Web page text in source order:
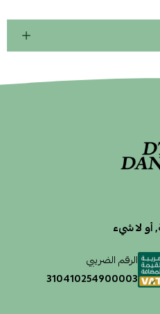
أو لا شيء
الرقم الضريبي
310410254900003